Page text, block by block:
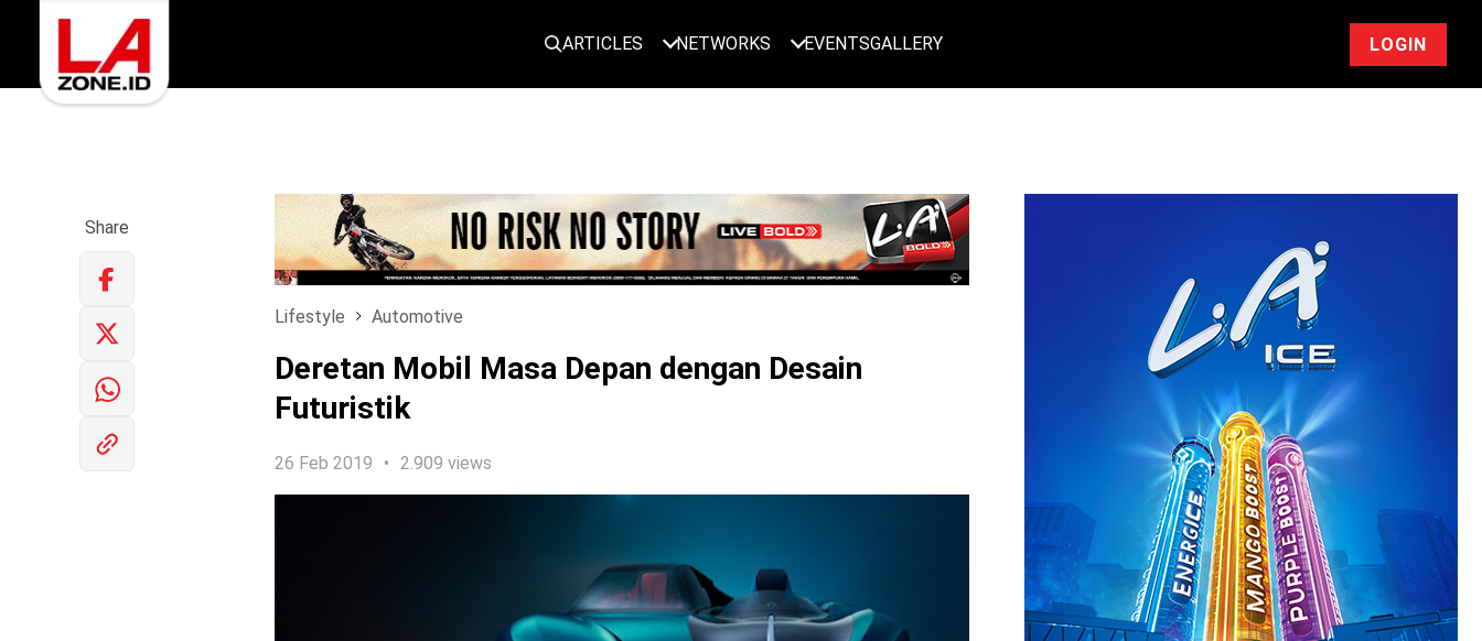
ARTICLES NETWORKS EVENTSGALLERY LOGIN
LOGIN
Share
Lifestyle Automotive
Deretan Mobil Masa Depan dengan Desain
Futuristik
26 Feb 2019 2.909 views